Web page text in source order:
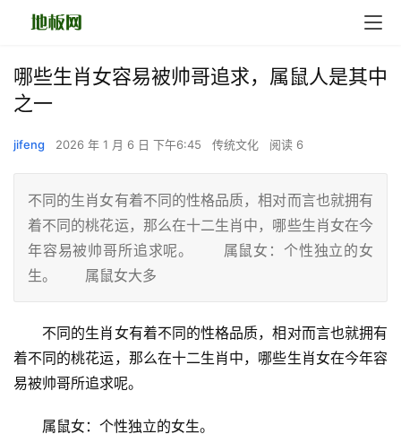
哪些生肖女容易被帅哥追求，属鼠人是其中
之一
jifeng 2026 年 1 月 6 日 下午6:45 传统文化 阅读 6
不同的生肖女有着不同的性格品质，相对而言也就拥有
着不同的桃花运，那么在十二生肖中，哪些生肖女在今
年容易被帅哥所追求呢。 属鼠女：个性独立的女
生。 属鼠女大多
不同的生肖女有着不同的性格品质，相对而言也就拥有
着不同的桃花运，那么在十二生肖中，哪些生肖女在今年容
易被帅哥所追求呢。
属鼠女：个性独立的女生。